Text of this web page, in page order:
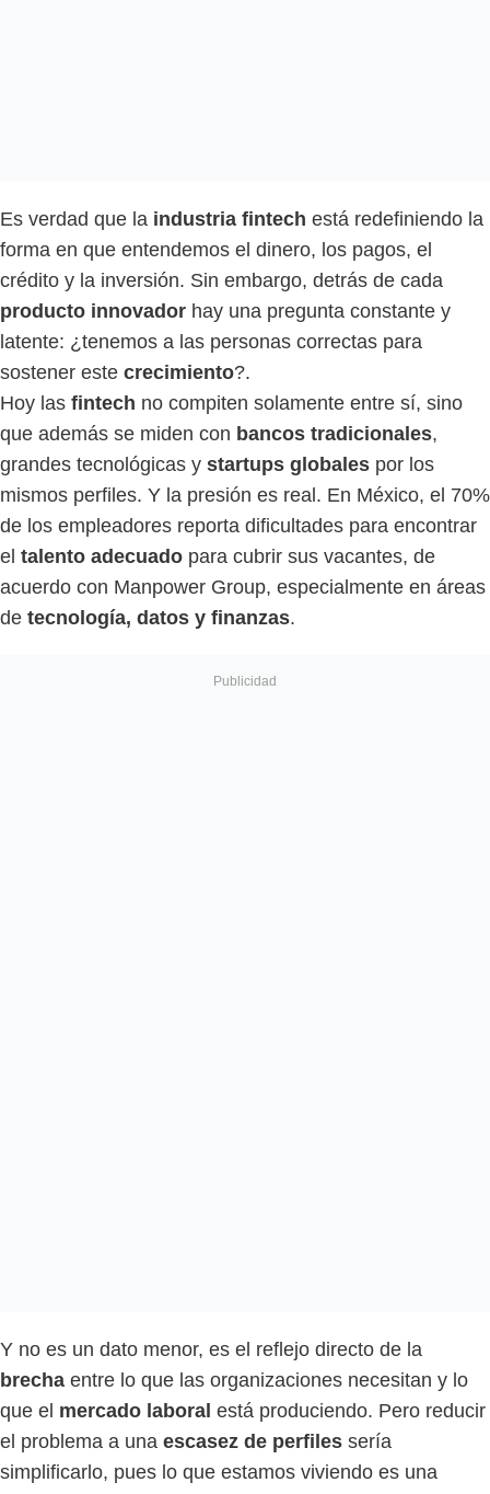
Es verdad que la industria fintech está redefiniendo la
forma en que entendemos el dinero, los pagos, el
crédito y la inversión. Sin embargo, detrás de cada
producto innovador hay una pregunta constante y
latente: ¿tenemos a las personas correctas para
sostener este crecimiento?.
Hoy las fintech no compiten solamente entre sí, sino
que además se miden con bancos tradicionales,
grandes tecnológicas y startups globales por los
mismos perfiles. Y la presión es real. En México, el 70%
de los empleadores reporta dificultades para encontrar
el talento adecuado para cubrir sus vacantes, de
acuerdo con Manpower Group, especialmente en áreas
de tecnología, datos y finanzas.
Y no es un dato menor, es el reflejo directo de la
brecha entre lo que las organizaciones necesitan y lo
que el mercado laboral está produciendo. Pero reducir
el problema a una escasez de perfiles sería
simplificarlo, pues lo que estamos viviendo es una